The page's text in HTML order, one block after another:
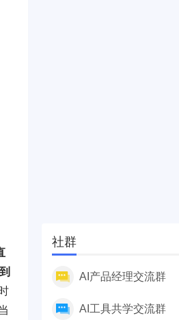
社群
AI产品经理交流群
AI工具共学交流群